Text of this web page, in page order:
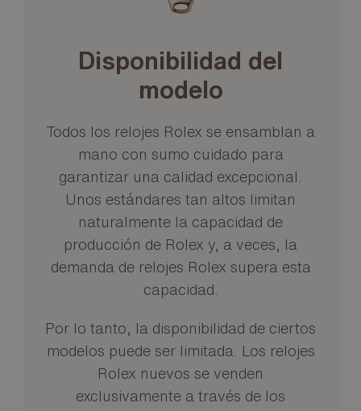
Disponibilidad del
modelo
Todos los relojes Rolex se ensamblan a
mano con sumo cuidado para
garantizar una calidad excepcional.
Unos estándares tan altos limitan
naturalmente la capacidad de
producción de Rolex y, a veces, la
demanda de relojes Rolex supera esta
capacidad.
Por lo tanto, la disponibilidad de ciertos
modelos puede ser limitada. Los relojes
Rolex nuevos se venden
exclusivamente a través de los